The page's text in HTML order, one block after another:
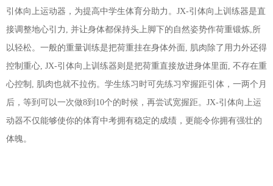
引体向上运动器，为提高中学生体育分助力。JX-引体向上训练器是直
接调整地心引力, 并让身体都保持头上脚下的自然姿势作荷重锻炼,所
以轻松。一般的重量训练是把荷重挂在身体外面, 肌肉除了用力外还得
控制重心, JX-引体向上训练器则是把荷重直接放进身体里面, 不存在重
心控制, 肌肉也就不拉伤。学生练习时可先练习窄握距引体，一两个月
后，等到可以一次做8到10个的时候，再尝试宽握距。JX-引体向上运
动器不仅能够使你的体育中考拥有稳定的成绩，更能令你拥有强壮的
体魄。